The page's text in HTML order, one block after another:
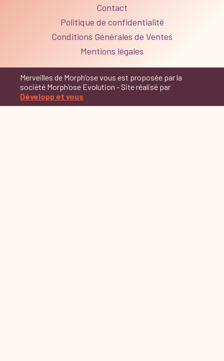
Contact
Politique de confidentialité
Conditions Générales de Ventes
Mentions légales
Merveilles de Morph’ose vous est proposée par la
société Morph’ose Evolution - Site réalisé par
Développ et vous